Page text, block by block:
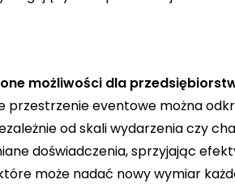
możliwości dla
przestrzenie eventowe można
od skali wydarzenia czy
doświadczenia, sprzyjając
może nadać nowy wymiar